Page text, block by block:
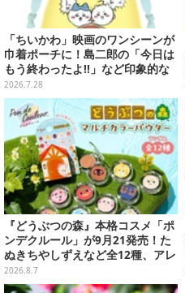
「ちいかわ」映画のワンシーンが
巾着ポーチに！島二郎の「今日は
もう終わったよ!!」など印象的な
全6種がカプセルトイにて発売
2026.7.28
『どうぶつの森』本格コスメ「ポ
ンデクルール」が9月21発売！た
ぬきちやしずえなど全12種、アレ
ンジできるリアクションシールも
付属
2026.8.7